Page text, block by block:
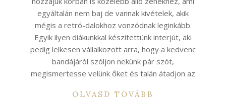
egyáltalán nem baj de vannak kivételek, akik
mégis a retró-dalokhoz vonzódnak leginkább.
Egyik ilyen diákunkkal készítettünk interjút, aki
pedig lelkesen vállalkozott arra, hogy a kedvenc
bandájáról szóljon nekünk pár szót,
megismertesse velünk őket és talán átadjon az
OLVASD TOVÁBB